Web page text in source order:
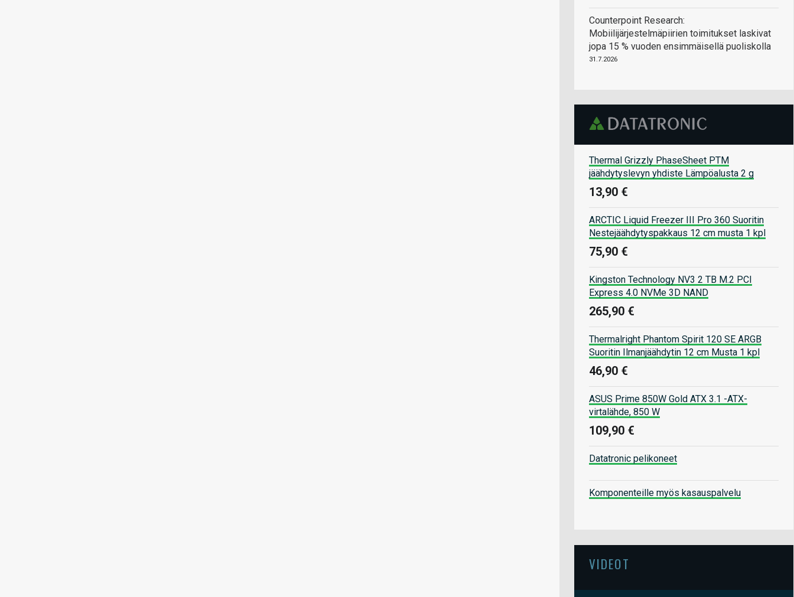
Counterpoint Research:
Mobiilijärjestelmäpiirien toimitukset laskivat
jopa 15 % vuoden ensimmäisellä puoliskolla
31.7.2026
Thermal Grizzly PhaseSheet PTM
jäähdytyslevyn yhdiste Lämpöalusta 2 g
13,90 €
ARCTIC Liquid Freezer III Pro 360 Suoritin
Nestejäähdytyspakkaus 12 cm musta 1 kpl
75,90 €
Kingston Technology NV3 2 TB M.2 PCI
Express 4.0 NVMe 3D NAND
265,90 €
Thermalright Phantom Spirit 120 SE ARGB
Suoritin Ilmanjäähdytin 12 cm Musta 1 kpl
46,90 €
ASUS Prime 850W Gold ATX 3.1 -ATX-
virtalähde, 850 W
109,90 €
Datatronic pelikoneet
Komponenteille myös kasauspalvelu
VIDEOT